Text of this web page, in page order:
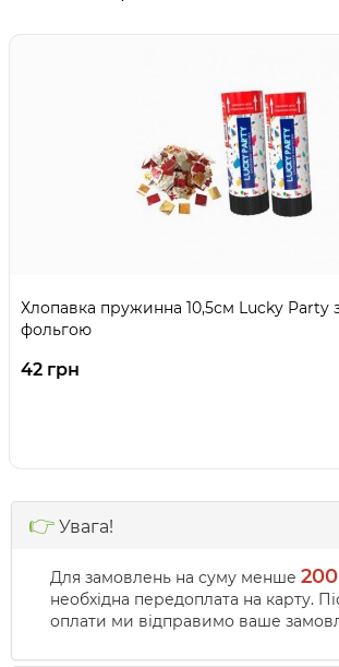
Хлопавка пружинна 10,5см Lucky Party
фольгою
42 грн
👉 Увага!
Для замовлень на суму менше
необхідна передоплата на карту.
оплати ми відправимо ваше